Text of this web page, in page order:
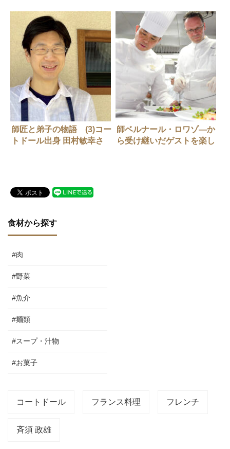
師匠と弟子の物語 (3)コー
トドール出身 田村敏幸さ
師ベルナール・ロワゾ―か
ら受け継いだゲストを楽し
食材から探す
#肉
#野菜
#魚介
#麺類
#スープ・汁物
#お菓子
コートドール フランス料理 フレンチ
斉須 政雄